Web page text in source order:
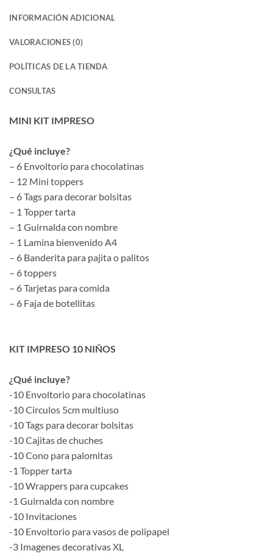
INFORMACIÓN ADICIONAL
VALORACIONES (0)
POLÍTICAS DE LA TIENDA
CONSULTAS
MINI KIT IMPRESO
¿Qué incluye?
– 6 Envoltorio para chocolatinas
– 12 Mini toppers
– 6 Tags para decorar bolsitas
– 1 Topper tarta
– 1 Guirnalda con nombre
– 1 Lamina bienvenido A4
– 6 Banderita para pajita o palitos
– 6 toppers
– 6 Tarjetas para comida
– 6 Faja de botellitas
KIT IMPRESO 10 NIÑOS
¿Qué incluye?
-10 Envoltorio para chocolatinas
-10 Circulos 5cm multiuso
-10 Tags para decorar bolsitas
-10 Cajitas de chuches
-10 Cono para palomitas
-1 Topper tarta
-10 Wrappers para cupcakes
-1 Guirnalda con nombre
-10 Invitaciones
-10 Envoltorio para vasos de polipapel
-3 Imagenes decorativas XL